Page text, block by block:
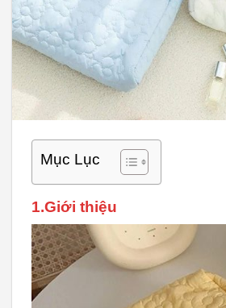
Mục Lục
1.Giới thiệu